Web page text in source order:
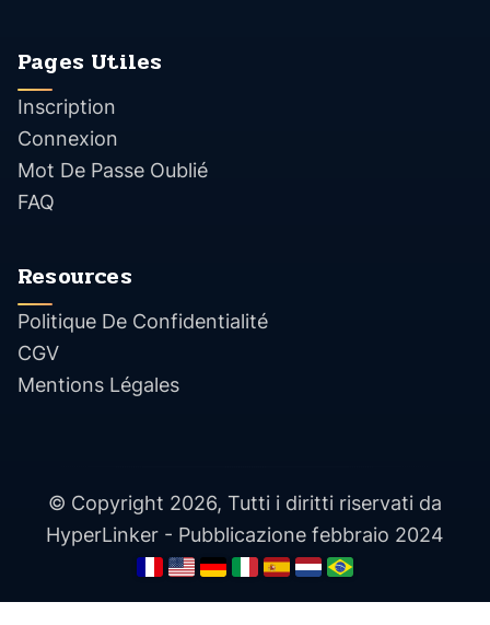
Pages Utiles
Inscription
Connexion
Mot De Passe Oublié
FAQ
Resources
Politique De Confidentialité
CGV
Mentions Légales
© Copyright 2026, Tutti i diritti riservati da
HyperLinker - Pubblicazione febbraio 2024